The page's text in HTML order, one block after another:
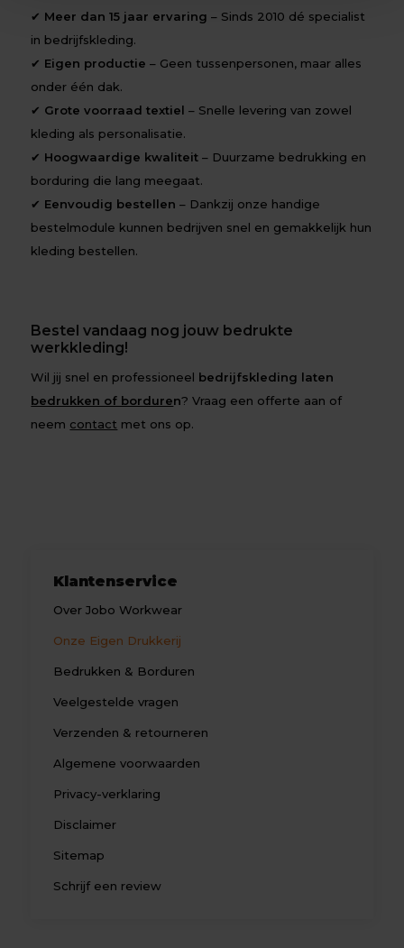
Klantenservice
Over Jobo Workwear
Onze Eigen Drukkerij
Bedrukken & Borduren
Veelgestelde vragen
Verzenden & retourneren
Algemene voorwaarden
Privacy-verklaring
Disclaimer
Sitemap
Schrijf een review
✔ Meer dan 15 jaar ervaring – Sinds 2010 dé specialist
in bedrijfskleding.
✔ Eigen productie – Geen tussenpersonen, maar alles
onder één dak.
✔ Grote voorraad textiel – Snelle levering van zowel
kleding als personalisatie.
✔ Hoogwaardige kwaliteit – Duurzame bedrukking en
borduring die lang meegaat.
✔ Eenvoudig bestellen – Dankzij onze handige
bestelmodule kunnen bedrijven snel en gemakkelijk hun
kleding bestellen.
Bestel vandaag nog jouw bedrukte
werkkleding!
Wil jij snel en professioneel bedrijfskleding laten
bedrukken of borduren? Vraag een offerte aan of
neem contact met ons op.